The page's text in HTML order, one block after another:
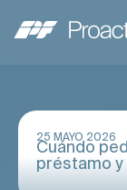
25 MAYO 2026
Cuándo
préstamo